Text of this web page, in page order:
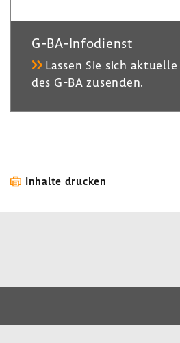
G-​BA-Infodienst
Lassen Sie sich
des G-BA zusenden.
Inhalte drucken